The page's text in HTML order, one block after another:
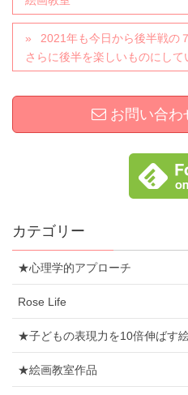
2021年も今日から後半戦の
さらに後半を楽しいものにして
お問い合わ
カテゴリー
★心理学的アプローチ
Rose Life
★子どもの表現力を10倍伸ばす
★絵画教室作品